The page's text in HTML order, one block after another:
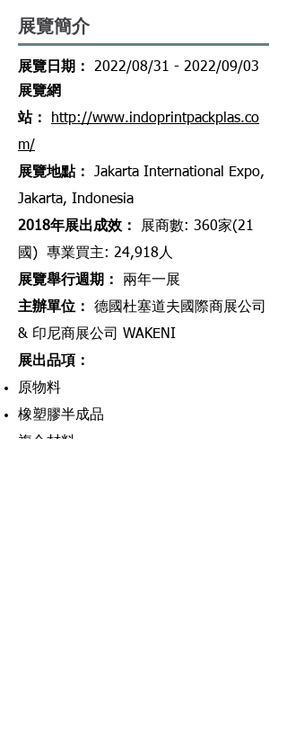
展覽簡介
展覽日期：
2022/08/31 - 2022/09/03
​展覽網
站：
http://www.indoprintpackplas.co
m/
​展覽地點：
Jakarta International Expo,
Jakarta, Indonesia
2018年展出成效 ：
展商數: 360家(21
國) 專業買主: 24,918人
展覽舉行週期 ： 兩年一展
主辦單位 ：
德國杜塞道夫國際商展公司
& 印尼商展公司 WAKENI
展出品項 ：
原物料
橡塑膠半成品
複合材料